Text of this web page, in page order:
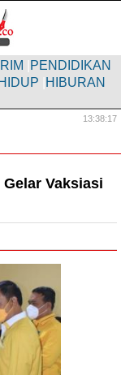
PENDIDIKAN
HIBURAN
13:38:18
Vaksiasi